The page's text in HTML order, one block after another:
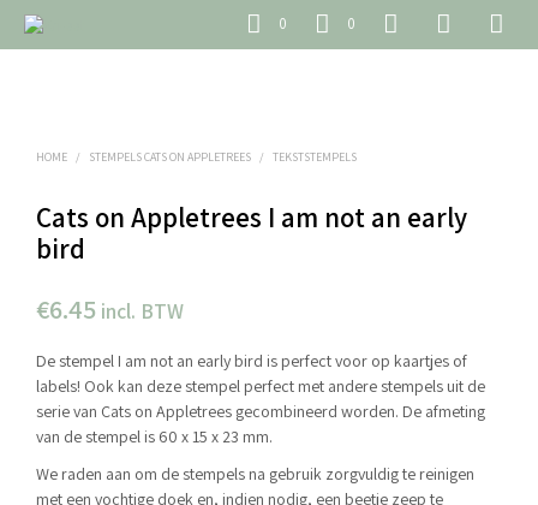
0 0
HOME / STEMPELS CATS ON APPLETREES / TEKSTSTEMPELS
Cats on Appletrees I am not an early
bird
€6.45 incl. BTW
De stempel I am not an early bird is perfect voor op kaartjes of
labels! Ook kan deze stempel perfect met andere stempels uit de
serie van Cats on Appletrees gecombineerd worden. De afmeting
van de stempel is 60 x 15 x 23 mm.
We raden aan om de stempels na gebruik zorgvuldig te reinigen
met een vochtige doek en, indien nodig, een beetje zeep te